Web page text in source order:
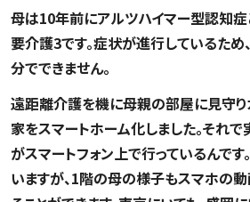
母は10年前にアルツハイマー型認知症
要介護3です。症状が進行しているた
分でできません。
遠距離介護を機に母親の部屋に見守り
家をスマートホーム化しました。それ
がスマートフォン上で行っているんです
いますが、1階の母の様子もスマホの